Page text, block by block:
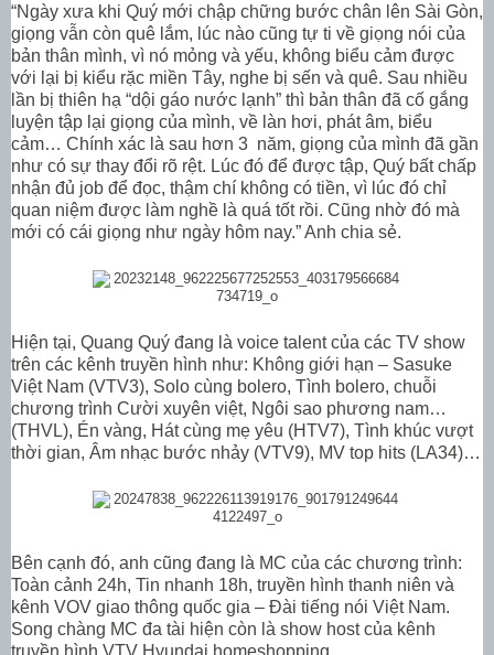
“Ngày xưa khi Quý mới chập chững bước chân lên Sài Gòn,
giọng vẫn còn quê lắm, lúc nào cũng tự ti về giọng nói của
bản thân mình, vì nó mỏng và yếu, không biểu cảm được
với lại bị kiểu rặc miền Tây, nghe bị sến và quê. Sau nhiều
lần bị thiên hạ “dội gáo nước lạnh” thì bản thân đã cố gắng
luyện tập lại giọng của mình, về làn hơi, phát âm, biểu
cảm… Chính xác là sau hơn 3 năm, giọng của mình đã gần
như có sự thay đổi rõ rệt. Lúc đó để được tập, Quý bất chấp
nhận đủ job để đọc, thậm chí không có tiền, vì lúc đó chỉ
quan niệm được làm nghề là quá tốt rồi. Cũng nhờ đó mà
mới có cái giọng như ngày hôm nay.” Anh chia sẻ.
Hiện tại, Quang Quý đang là voice talent của các TV show
trên các kênh truyền hình như: Không giới hạn – Sasuke
Việt Nam (VTV3), Solo cùng bolero, Tình bolero, chuỗi
chương trình Cười xuyên việt, Ngôi sao phương nam…
(THVL), Én vàng, Hát cùng mẹ yêu (HTV7), Tình khúc vượt
thời gian, Âm nhạc bước nhảy (VTV9), MV top hits (LA34)…
Bên cạnh đó, anh cũng đang là MC của các chương trình:
Toàn cảnh 24h, Tin nhanh 18h, truyền hình thanh niên và
kênh VOV giao thông quốc gia – Đài tiếng nói Việt Nam.
Song chàng MC đa tài hiện còn là show host của kênh
truyền hình VTV Hyundai homeshopping.